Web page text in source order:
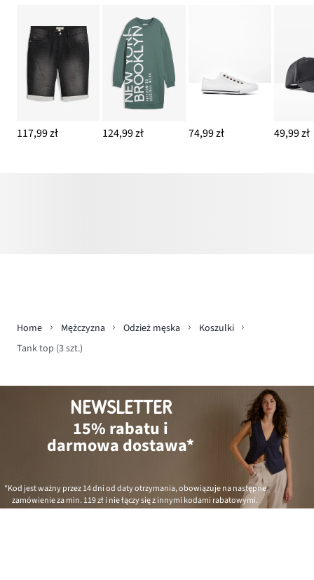
117,99 zł 124,99 zł 74,99 zł 49,99 zł
Home Mężczyzna Odzież męska
Koszulki
Tank top (3 szt.)
NEWSLETTER
15% rabatu i
darmowa dostawa*
*Kod jest ważny przez 14 dni od daty otrzymania, obowiązuje na następne
zamówienie za min. 119 złi nie łączy się z innymi kodami rabatowymi.